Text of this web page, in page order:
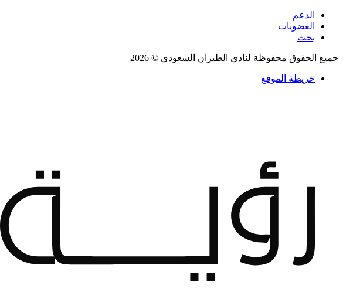
الدعم
العضويات
بحث
جميع الحقوق محفوظة لنادي الطيران السعودي © 2026
خريطة الموقع